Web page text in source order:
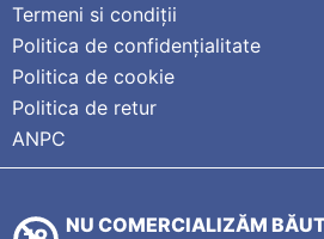
Termeni si condiții
Politica de confidențialitate
Politica de cookie
Politica de retur
ANPC
NU COMERCIALIZĂM